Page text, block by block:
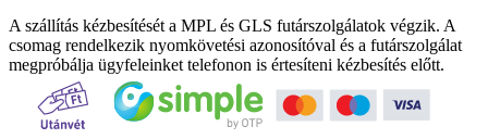
A szállítás kézbesítését a MPL és GLS futárszolgálatok végzik. A
csomag rendelkezik nyomkövetési azonosítóval és a futárszolgálat
megpróbálja ügyfeleinket telefonon is értesíteni kézbesítés előtt.